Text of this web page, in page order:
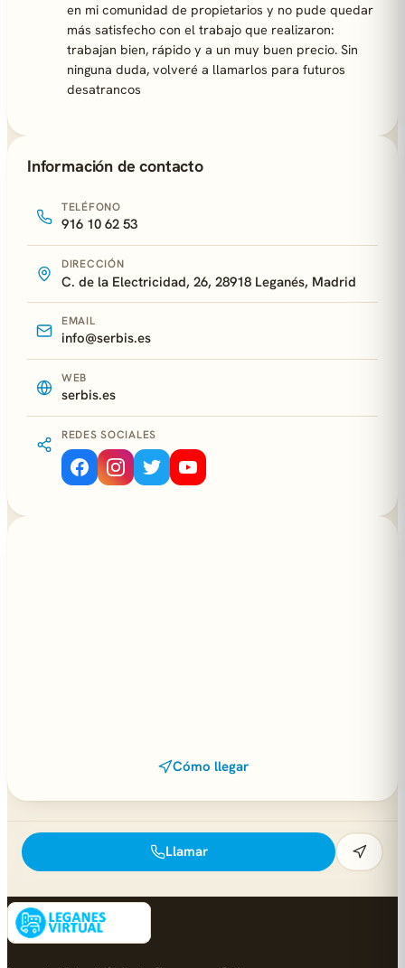
en mi comunidad de propietarios y no pude quedar
más satisfecho con el trabajo que realizaron:
trabajan bien, rápido y a un muy buen precio. Sin
ninguna duda, volveré a llamarlos para futuros
desatrancos
Información de contacto
TELÉFONO
916 10 62 53
DIRECCIÓN
C. de la Electricidad, 26, 28918 Leganés, Madrid
EMAIL
info@serbis.es
WEB
serbis.es
REDES SOCIALES
Cómo llegar
Llamar